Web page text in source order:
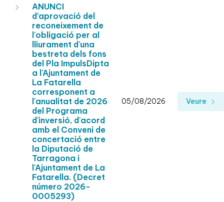
ANUNCI
d’aprovació del
reconeixement de
l'obligació per al
lliurament d'una
bestreta dels fons
del Pla ImpulsDipta
a l'Ajuntament de
La Fatarella
corresponent a
l'anualitat de 2026
del Programa
d'inversió, d'acord
amb el Conveni de
concertació entre
la Diputació de
Tarragona i
l'Ajuntament de La
Fatarella. (Decret
número 2026-
0005293)
05/08/2026 Veure